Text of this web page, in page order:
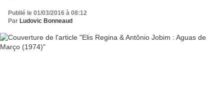
Publié le 01/03/2016 à 08:12
Par Ludovic Bonneaud